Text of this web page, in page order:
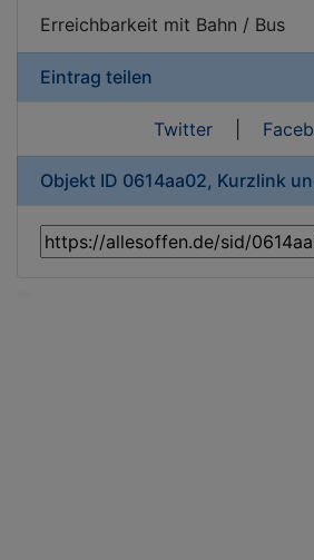
Erreichbarkeit mit Bahn / Bus
Eintrag teilen
Twitter|
Objekt ID 0614aa02, Kurzlink